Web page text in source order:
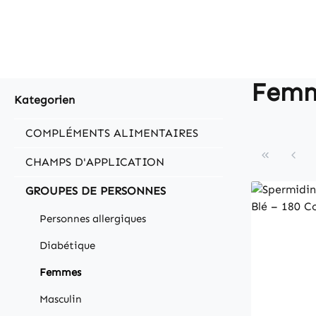
Kategorien
COMPLÉMENTS ALIMENTAIRES
CHAMPS D'APPLICATION
GROUPES DE PERSONNES
Personnes allergiques
Diabétique
Femmes
Masculin